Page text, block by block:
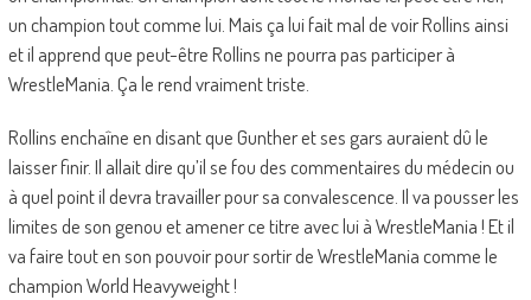
un champion tout comme lui. Mais ça lui fait mal de voir Rollins ainsi
et il apprend que peut-être Rollins ne pourra pas participer à
WrestleMania. Ça le rend vraiment triste.
Rollins enchaîne en disant que Gunther et ses gars auraient dû le
laisser finir. Il allait dire qu’il se fou des commentaires du médecin ou
à quel point il devra travailler pour sa convalescence. Il va pousser les
limites de son genou et amener ce titre avec lui à WrestleMania ! Et il
va faire tout en son pouvoir pour sortir de WrestleMania comme le
champion World Heavyweight !